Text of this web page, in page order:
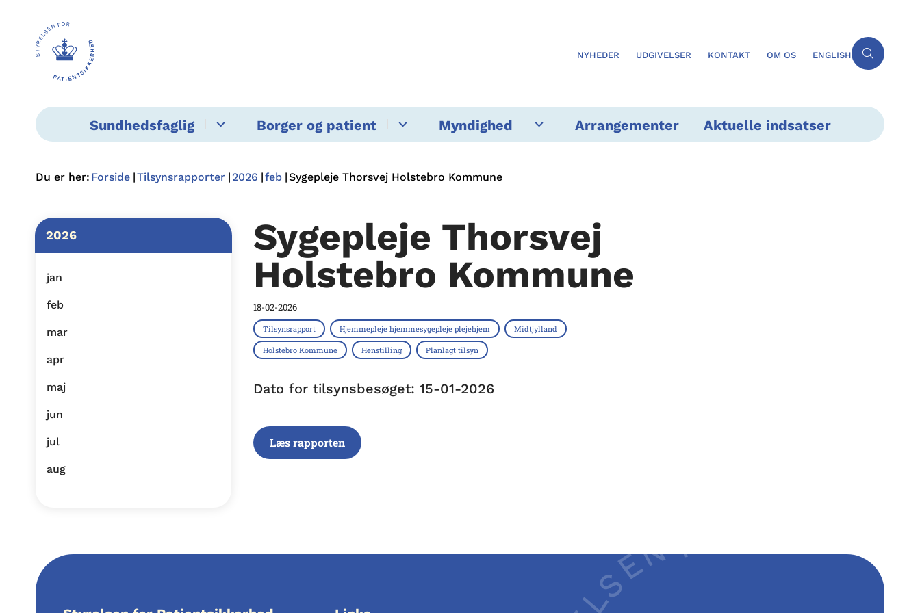
NYHEDER UDGIVELSER KONTAKT OM OS ENGLISH
Sundhedsfaglig Borger og patient Myndighed Arrangementer Aktuelle indsatser
Du er her: Forside Tilsynsrapporter 2026 feb Sygepleje Thorsvej Holstebro Kommune
2026
jan
feb
mar
apr
maj
jun
jul
aug
Sygepleje Thorsvej
Holstebro Kommune
18-02-2026
Tilsynsrapport Hjemmepleje hjemmesygepleje plejehjem Midtjylland
Holstebro Kommune Henstilling Planlagt tilsyn
Dato for tilsynsbesøget: 15-01-2026
Læs rapporten